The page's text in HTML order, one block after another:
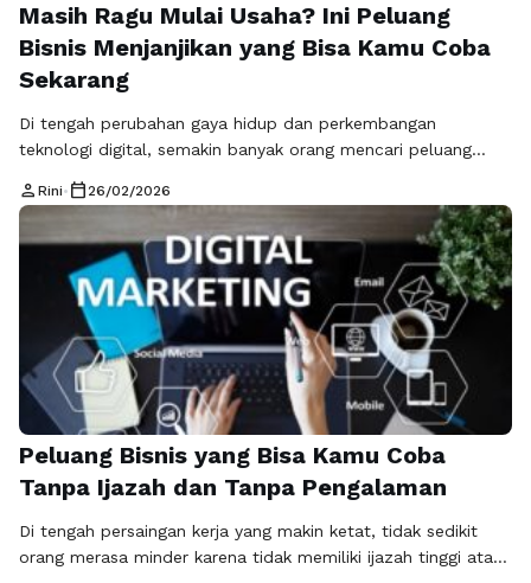
Masih Ragu Mulai Usaha? Ini Peluang
Bisnis Menjanjikan yang Bisa Kamu Coba
Sekarang
Di tengah perubahan gaya hidup dan perkembangan
teknologi digital, semakin banyak orang mencari peluang
juga berkelanjutan. Dunia usaha kini tidak lagi terbatas pada
model konvensional, karena inovasi dan kreativitas membuka
jalan bagi siapa saja untuk memulai bisnis dari nol. Melalui
berbagai pembahasan seputar strategi promosi dan
pengembangan usaha, …Baca Selengkapnya
person Rini• calendar_today 26/02/2026
Peluang Bisnis yang Bisa Kamu Coba
Tanpa Ijazah dan Tanpa Pengalaman
Di tengah persaingan kerja yang makin ketat, tidak sedikit
orang merasa minder karena tidak memiliki ijazah tinggi atau